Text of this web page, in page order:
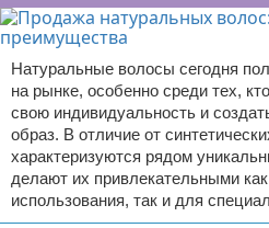
Натуральные волосы сегодня
на рынке, особенно среди тех,
свою индивидуальность и
образ. В отличие от
характеризуются рядом
делают их привлекательными
использования, так и для